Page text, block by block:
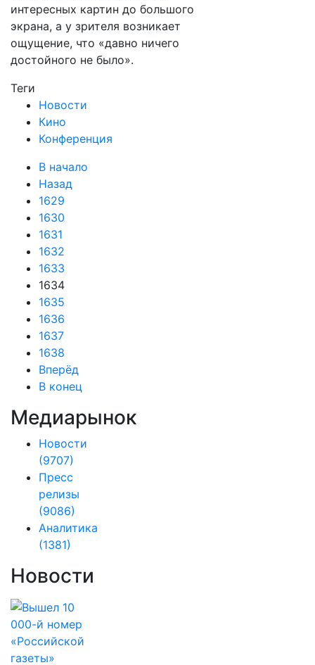
интересных картин до большого
экрана, а у зрителя возникает
ощущение, что «давно ничего
достойного не было».
Теги
Новости
Кино
Конференция
В начало
Назад
1629
1630
1631
1632
1633
1634
1635
1636
1637
1638
Вперёд
В конец
Медиарынок
Новости
(9707)
Пресс
релизы
(9086)
Аналитика
(1381)
Новости